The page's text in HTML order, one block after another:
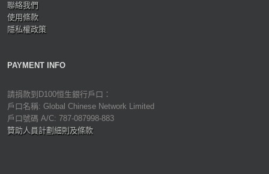
聯絡我們
使用條款
隱私權政策
PAYMENT INFO
請捐款到D100恒生銀行戶口：
戶口名稱: Global Chinese Network Limited
戶口號碼 A/C: 787-087998-883
贊助人員計劃細則及條款